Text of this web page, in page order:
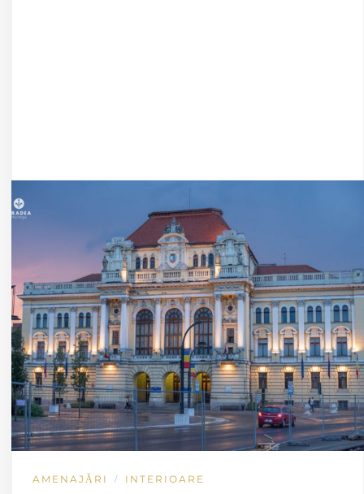
AMENAJĂRI / INTERIOARE